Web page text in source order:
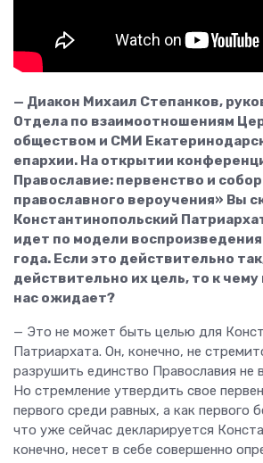
— Диакон Михаил Степанков,
Отдела по взаимоотношениям
обществом и СМИ
епархии. На открытии
Православие: первенство и
православного вероучения» Вы
Константинопольский
идет по модели воспроизведения
года. Если это действительно
действительно их цель, то к
нас ожидает?
— Это не может быть целью для
Патриархата. Он, конечно, не
разрушить единство Православия не
Но стремление утвердить свое
первого среди равных, а как первого
что уже сейчас декларируется
конечно, несет в себе совершенно